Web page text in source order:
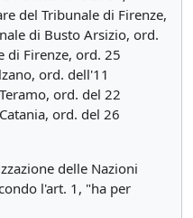
del Tribunale di Firenze,
di Busto Arsizio, ord.
di Firenze, ord. 25
ord. dell'11
ord. del 22
ord. del 26
delle Nazioni
l'art. 1, "ha per